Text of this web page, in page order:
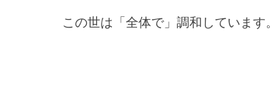
この世は「全体で」調和しています。